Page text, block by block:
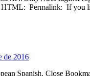
Permalink: If you
de 2016
Spanish. Close